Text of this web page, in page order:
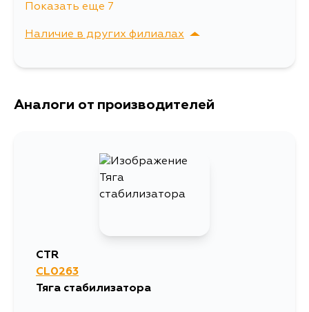
16 августа 692
5 сентября
Показать еще 7
Наличие в других филиалах
г. Владивосток,
Аналоги от производителей
CTR
CL0263
Тяга стабилизатора